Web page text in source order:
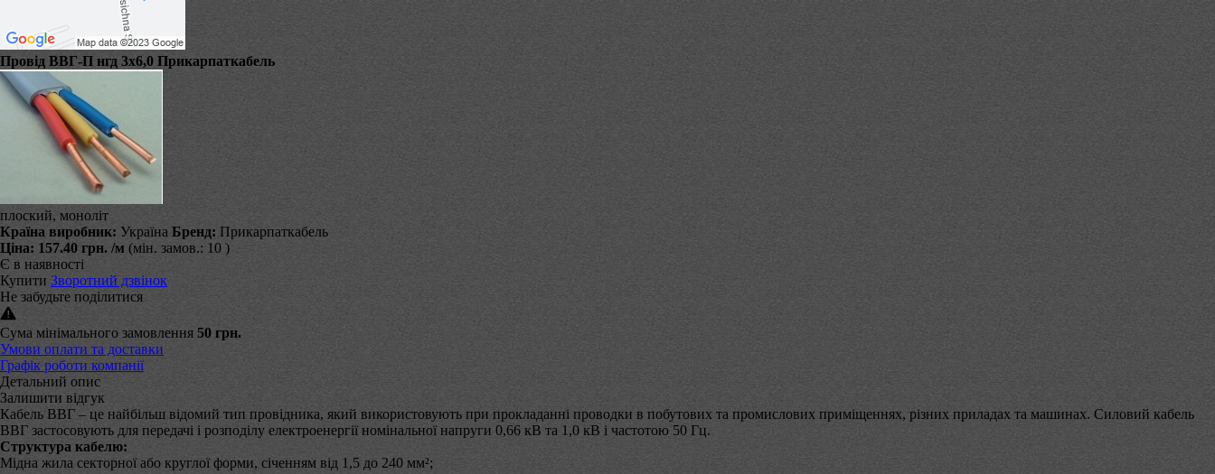
Провід ВВГ-П нгд 3х6,0 Прикарпаткабель
плоский, моноліт
Країна виробник: Україна Бренд: Прикарпаткабель
Ціна: 157.40 грн. /м (мін. замов.: 10 )
Є в наявності
Купити Зворотний дзвінок
Не забудьте поділитися
Сума мінімального замовлення 50 грн.
Умови оплати та доставки
Графік роботи компанії
Детальний опис
Залишити відгук
Кабель ВВГ – це найбільш відомий тип провідника, який використовують при прокладанні проводки в побутових та промислових приміщеннях, різних приладах та машинах. Силовий кабель
ВВГ застосовують для передачі і розподілу електроенергії номінальної напруги 0,66 кВ та 1,0 кВ і частотою 50 Гц.
Структура кабелю:
Мідна жила секторної або круглої форми, січенням від 1,5 до 240 мм²;